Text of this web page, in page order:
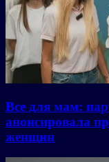
Все для мам:
анонсировала
женщин